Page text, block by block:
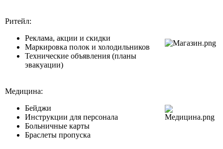
Ритейл:
Реклама, акции и скидки
Маркировка полок и холодильников
Технические объявления (планы
эвакуации)
Медицина:
Бейджи
Инструкции для персонала
Больничные карты
Браслеты пропуска